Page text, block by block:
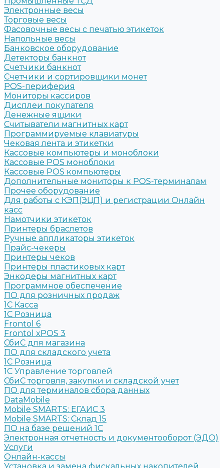
Электронные весы
Торговые весы
Фасовочные весы с печатью этикеток
Напольные весы
Банковское оборудование
Детекторы банкнот
Счетчики банкнот
Счетчики и сортировщики монет
POS-периферия
Мониторы кассиров
Дисплеи покупателя
Денежные ящики
Считыватели магнитных карт
Программируемые клавиатуры
Чековая лента и этикетки
Кассовые компьютеры и моноблоки
Кассовые POS моноблоки
Кассовые POS компьютеры
Дополнительные мониторы к POS-терминалам
Прочее оборудование
Для работы с КЭП(ЭЦП) и регистрации Онлайн
касс
Намотчики этикеток
Принтеры браслетов
Ручные аппликаторы этикеток
Прайс-чекеры
Принтеры чеков
Принтеры пластиковых карт
Энкодеры магнитных карт
Программное обеспечение
ПО для розничных продаж
1C Касса
1С Розница
Frontol 6
Frontol xPOS 3
СбиС для магазина
ПО для складского учета
1C Розница
1С Управление торговлей
СбиС торговля, закупки и складской учет
ПО для терминалов сбора данных
DataMobile
Mobile SMARTS: ЕГАИС 3
Mobile SMARTS: Склад 15
ПО на базе решений 1С
Электронная отчетность и документооборот (ЭДО)
Услуги
Онлайн-кассы